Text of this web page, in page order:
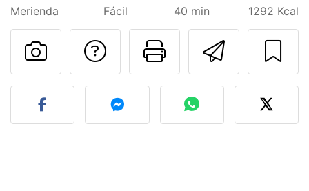
Merienda Fácil 40 min 1292 Kcal
Imprimir
Preguntar al autor
Publicar la foto de esta